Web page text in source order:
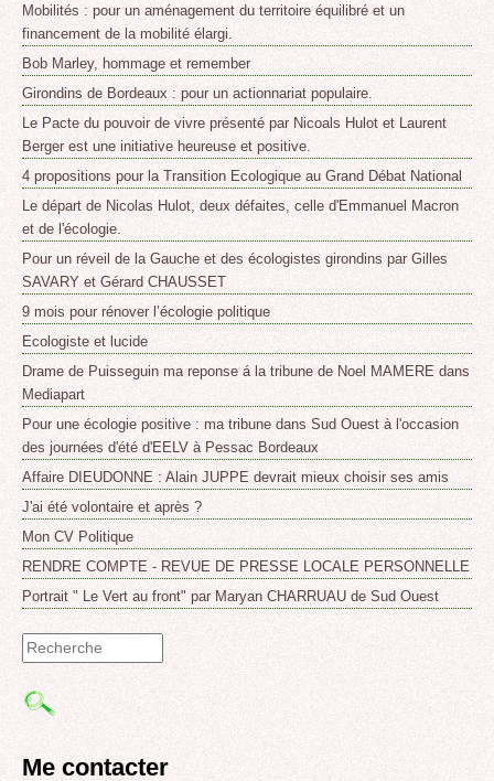
Mobilités : pour un aménagement du territoire équilibré et un
financement de la mobilité élargi.
Bob Marley, hommage et remember
Girondins de Bordeaux : pour un actionnariat populaire.
Le Pacte du pouvoir de vivre présenté par Nicoals Hulot et Laurent
Berger est une initiative heureuse et positive.
4 propositions pour la Transition Ecologique au Grand Débat National
Le départ de Nicolas Hulot, deux défaites, celle d'Emmanuel Macron
et de l'écologie.
Pour un réveil de la Gauche et des écologistes girondins par Gilles
SAVARY et Gérard CHAUSSET
9 mois pour rénover l’écologie politique
Ecologiste et lucide
Drame de Puisseguin ma reponse á la tribune de Noel MAMERE dans
Mediapart
Pour une écologie positive : ma tribune dans Sud Ouest à l'occasion
des journées d'été d'EELV à Pessac Bordeaux
Affaire DIEUDONNE : Alain JUPPE devrait mieux choisir ses amis
J'ai été volontaire et après ?
Mon CV Politique
RENDRE COMPTE - REVUE DE PRESSE LOCALE PERSONNELLE
Portrait " Le Vert au front" par Maryan CHARRUAU de Sud Ouest
de
Me contacter